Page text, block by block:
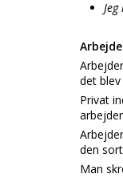
det
Privat
den
Man